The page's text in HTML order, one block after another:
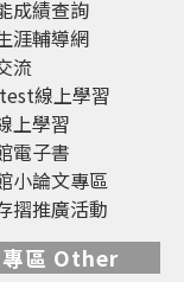
成績查詢
涯輔導網
流
線上學習
上學習
電子書
小論文專區
摺推廣活動
區 Other